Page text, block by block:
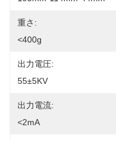
重さ:
<400g
出力電圧:
55±5KV
出力電流:
<2mA